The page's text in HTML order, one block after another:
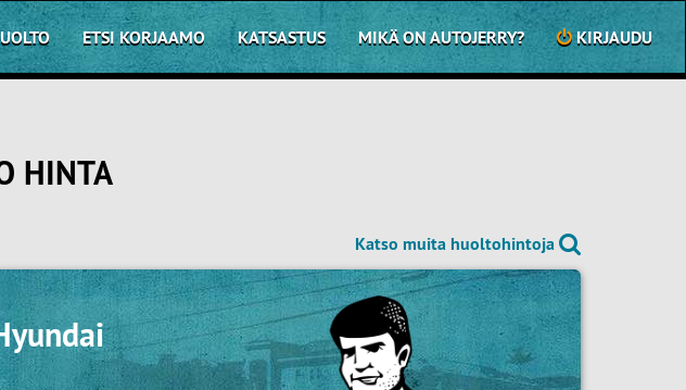
ETSI KORJAAMO KATSASTUS MIKÄ ON AUTOJERRY? KIRJAUDU
HINTA
Katso muita huoltohintoja